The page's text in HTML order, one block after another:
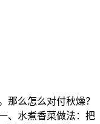
那么怎么对付秋燥？
、水煮香菜做法：把